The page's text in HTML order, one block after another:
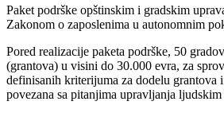
Paket podrške opštinskim i gradskim
Zakonom o zaposlenima u autonomnim
Pored realizacije paketa podrške, 50
(grantova) u visini do 30.000 evra, za
definisanih kriterijuma za dodelu grantova
povezana sa pitanjima upravljanja